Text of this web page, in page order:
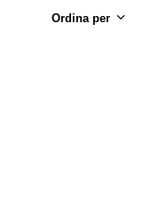
Ordina per